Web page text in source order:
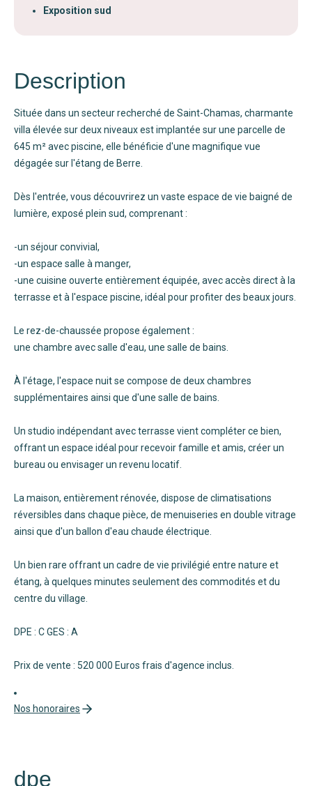
Exposition sud
Description
Située dans un secteur recherché de Saint-Chamas, charmante
villa élevée sur deux niveaux est implantée sur une parcelle de
645 m² avec piscine, elle bénéficie d'une magnifique vue
dégagée sur l'étang de Berre.
Dès l'entrée, vous découvrirez un vaste espace de vie baigné de
lumière, exposé plein sud, comprenant :
-un séjour convivial,
-un espace salle à manger,
-une cuisine ouverte entièrement équipée, avec accès direct à la
terrasse et à l'espace piscine, idéal pour profiter des beaux jours.
Le rez-de-chaussée propose également :
une chambre avec salle d'eau, une salle de bains.
À l'étage, l'espace nuit se compose de deux chambres
supplémentaires ainsi que d'une salle de bains.
Un studio indépendant avec terrasse vient compléter ce bien,
offrant un espace idéal pour recevoir famille et amis, créer un
bureau ou envisager un revenu locatif.
La maison, entièrement rénovée, dispose de climatisations
réversibles dans chaque pièce, de menuiseries en double vitrage
ainsi que d'un ballon d'eau chaude électrique.
Un bien rare offrant un cadre de vie privilégié entre nature et
étang, à quelques minutes seulement des commodités et du
centre du village.
DPE : C GES : A
Prix de vente : 520 000 Euros frais d'agence inclus.
Nos honoraires
dpe